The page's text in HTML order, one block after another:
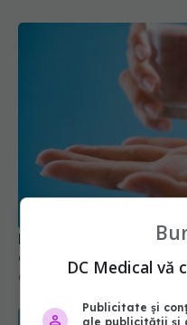
Medicamentul folosit
acționează într-un loc
08 aug 2026, 16:00DC Medical vă
Publicitate și
ale publicității și